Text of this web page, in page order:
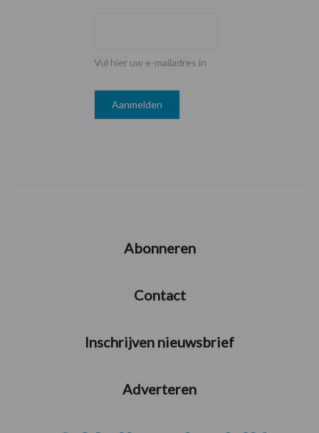
Vul hier uw e-mailadres in
Abonneren
Contact
Inschrijven nieuwsbrief
Adverteren